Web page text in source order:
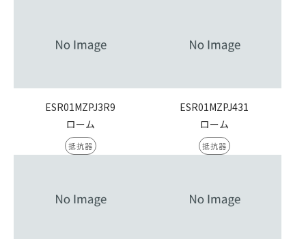
ESR01MZPJ3R9
ローム
抵抗器
ESR01MZPJ431
ローム
抵抗器